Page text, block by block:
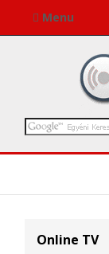
Menu
Online TV